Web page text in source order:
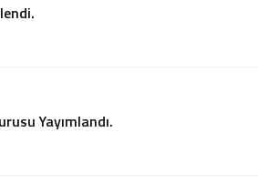
Yayımlandı.